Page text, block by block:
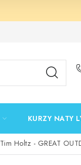
KURZY NATY
Holtz - GREAT